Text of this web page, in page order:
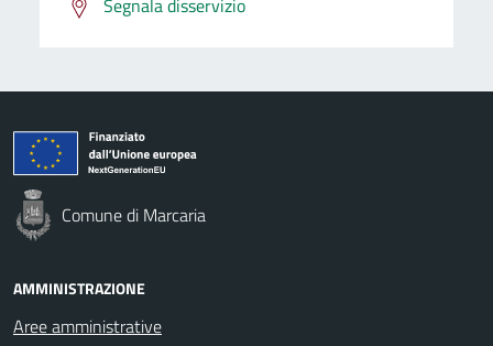
Comune di Marcaria
AMMINISTRAZIONE
Aree amministrative